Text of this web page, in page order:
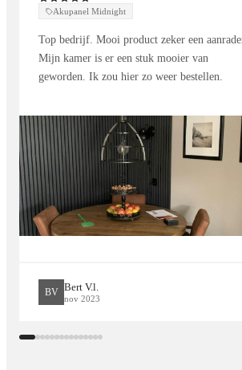
Olijfgroen en petrolblauw.
Waarom kiezen voor Elite
Gegarandeerde kwaliteit
Beste prijs garantie
De meeste van onze producten zijn
installeren
We bieden een 30 dagen geld-terug-
Akupanel Midnight
Top bedrijf. Mooi product zeker een
Mijn kamer is er een stuk mooier van
geworden. Ik zou hier zo weer bestellen.
BV Bert V.l.
nov 2023